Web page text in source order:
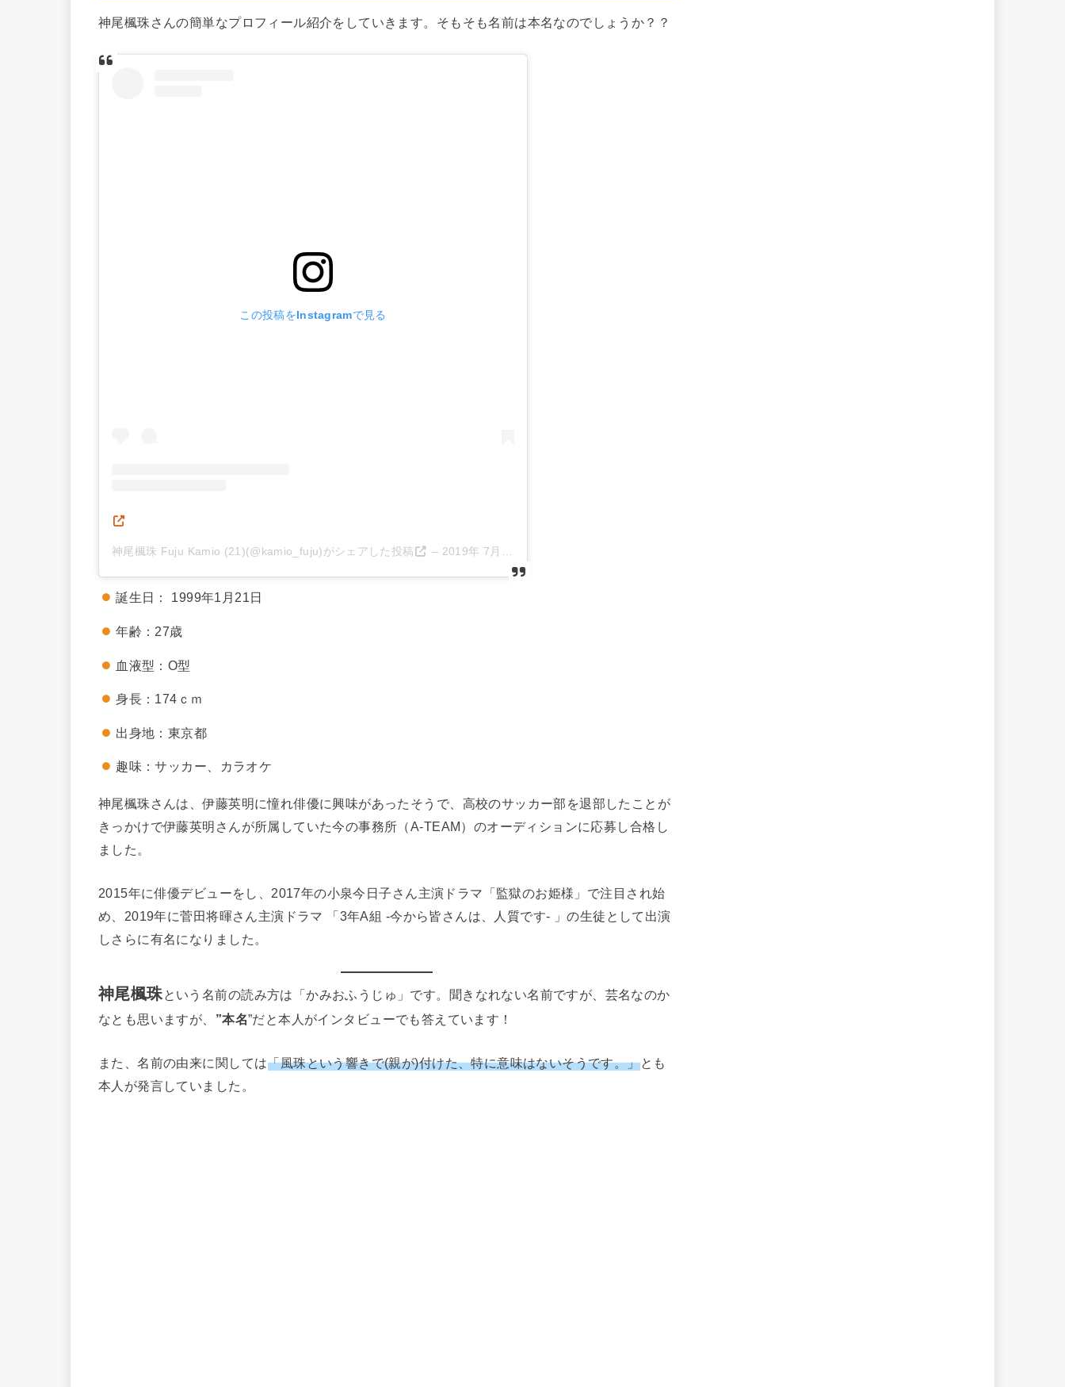
神尾楓珠さんの簡単なプロフィール紹介をしていきます。そもそも名前は本名なのでしょうか？？
この投稿をInstagramで見る
神尾楓珠 Fuju Kamio (21)(@kamio_fuju)がシェアした投稿 – 2019年 7月月15日午後9時18分PDT
誕生日： 1999年1月21日
年齢：27歳
血液型：O型
身長：174ｃｍ
出身地：東京都
趣味：サッカー、カラオケ
神尾楓珠さんは、伊藤英明に憧れ俳優に興味があったそうで、高校のサッカー部を退部したことが
きっかけで伊藤英明さんが所属していた今の事務所（A-TEAM）のオーディションに応募し合格し
ました。
2015年に俳優デビューをし、2017年の小泉今日子さん主演ドラマ「監獄のお姫様」で注目され始
め、2019年に菅田将暉さん主演ドラマ 「3年A組 -今から皆さんは、人質です- 」の生徒として出演
しさらに有名になりました。
神尾楓珠 という名前の読み方は「かみおふうじゅ」です。聞きなれない名前ですが、芸名なのか
なとも思いますが、 ”本名”だと本人がインタビューでも答えています！
また、名前の由来に関しては「風珠という響きで(親が)付けた、特に意味はないそうです。」とも
本人が発言していました。